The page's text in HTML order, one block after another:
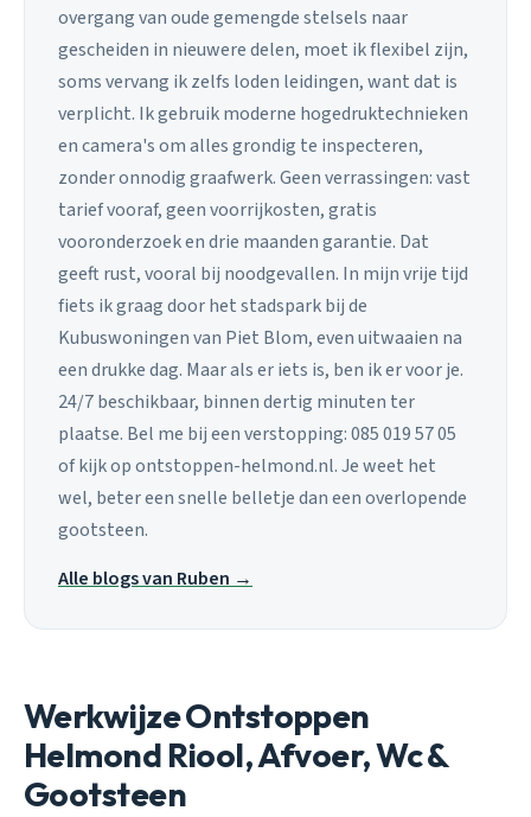
overgang van oude gemengde stelsels naar
gescheiden in nieuwere delen, moet ik flexibel zijn,
soms vervang ik zelfs loden leidingen, want dat is
verplicht. Ik gebruik moderne hogedruktechnieken
en camera's om alles grondig te inspecteren,
zonder onnodig graafwerk. Geen verrassingen: vast
tarief vooraf, geen voorrijkosten, gratis
vooronderzoek en drie maanden garantie. Dat
geeft rust, vooral bij noodgevallen. In mijn vrije tijd
fiets ik graag door het stadspark bij de
Kubuswoningen van Piet Blom, even uitwaaien na
een drukke dag. Maar als er iets is, ben ik er voor je.
24/7 beschikbaar, binnen dertig minuten ter
plaatse. Bel me bij een verstopping: 085 019 57 05
of kijk op ontstoppen-helmond.nl. Je weet het
wel, beter een snelle belletje dan een overlopende
gootsteen.
Alle blogs van Ruben →
Werkwijze Ontstoppen
Helmond Riool, Afvoer, Wc &
Gootsteen